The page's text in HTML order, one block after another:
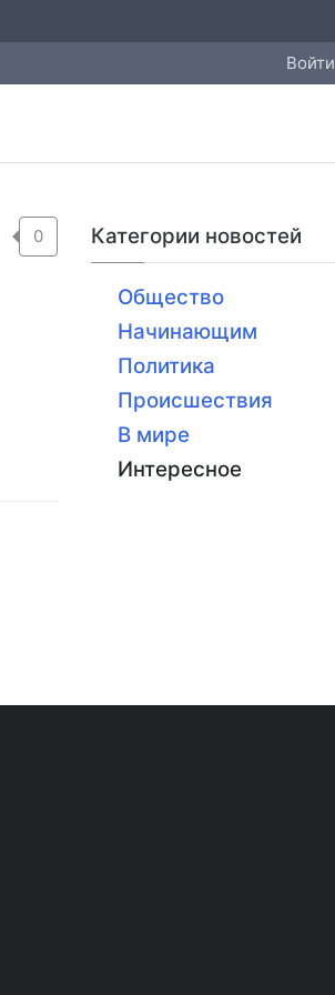
Войти
0 Категории новостей
Общество
Начинающим
Политика
Происшествия
В мире
Интересное